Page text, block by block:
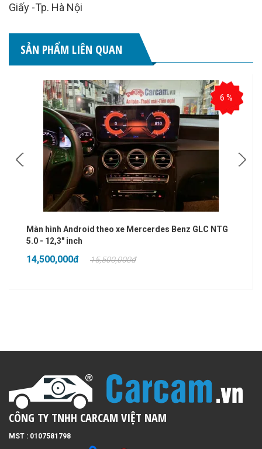
Giấy -Tp. Hà Nội
SẢN PHẨM LIÊN QUAN
6 %
Màn hình Android theo xe Mercerdes Benz GLC NTG
5.0 - 12,3" inch
14,500,000đ 15,500,000đ
CÔNG TY TNHH CARCAM VIỆT NAM
MST : 0107581798